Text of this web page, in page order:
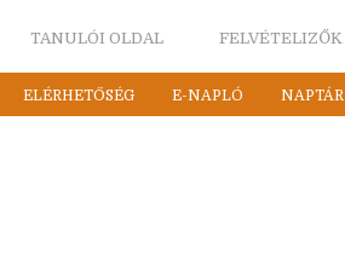
TANULÓI OLDAL FELVÉTELIZŐK
ELÉRHETŐSÉG E-NAPLÓ NAPTÁR